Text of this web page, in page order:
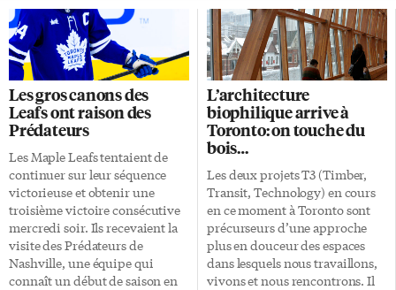
Jancovici. Paru en 2021,
l’ouvrage porte sur les énergies
et les changements climatiques
explorés dans le contexte de
l’histoire de l’humanité.
Traduit en plusieurs langues,
incluant même le turc et le
japonais, c’est le livre qui s’est le
plus vendu en France en 2022
avec plus de 500 000
exemplaires. Vulgarisation de
la science Si le livre d’environ
190 pages nous […]
Churchill? Publié par les
Éditions David, ce roman
paraît dans la collection Pigeon
voyageur, qui s’adresse aux 9-13
ans. Les quatre jeunes sont
Rémi, Jeanne, Mryia et James
qui assistent à la présentation
d’un film sur le vol du fameux
portrait pris par le célèbre
photographe Yousuf Karsh en
[…]
Les gros canons des
Leafs ont raison des
Prédateurs
Les Maple Leafs tentaient de
continuer sur leur séquence
victorieuse et obtenir une
troisième victoire consécutive
mercredi soir. Ils recevaient la
visite des Prédateurs de
Nashville, une équipe qui
connaît un début de saison en
L’architecture
biophilique arrive à
Toronto: on touche du
bois…
Les deux projets T3 (Timber,
Transit, Technology) en cours
en ce moment à Toronto sont
précurseurs d’une approche
plus en douceur des espaces
dans lesquels nous travaillons,
vivons et nous rencontrons. Il